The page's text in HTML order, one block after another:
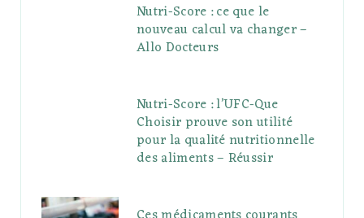
Nutri-Score : ce que le
nouveau calcul va changer –
Allo Docteurs
Nutri-Score : l’UFC-Que
Choisir prouve son utilité
pour la qualité nutritionnelle
des aliments – Réussir